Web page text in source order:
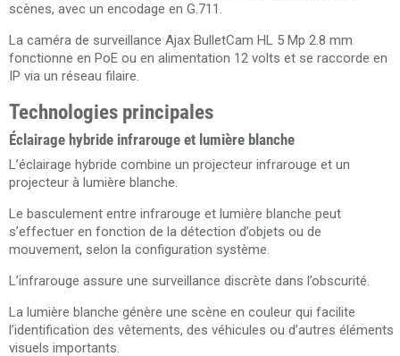
scènes, avec un encodage en G.711.
La caméra de surveillance Ajax BulletCam HL 5 Mp 2.8 mm
fonctionne en PoE ou en alimentation 12 volts et se raccorde en
IP via un réseau filaire.
Technologies principales
Éclairage hybride infrarouge et lumière blanche
L’éclairage hybride combine un projecteur infrarouge et un
projecteur à lumière blanche.
Le basculement entre infrarouge et lumière blanche peut
s’effectuer en fonction de la détection d’objets ou de
mouvement, selon la configuration système.
L’infrarouge assure une surveillance discrète dans l’obscurité.
La lumière blanche génère une scène en couleur qui facilite
l’identification des vêtements, des véhicules ou d’autres éléments
visuels importants.